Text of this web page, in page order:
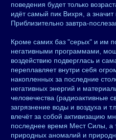
поведения будет только
идёт самый пик Вихря, а
Приблизительно завтра-
Кроме самих баз "серых" и им
негативными программами,
воздействию подверглась и
переплавляет внутри себя
накопленных за последние
негативных энергий и
человечества (радиоактивные
загрязнение воды и воздуха и
влечёт за собой активизацию
последнее время Мест Силы, а
природных аномалий и